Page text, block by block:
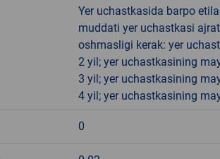
Yer uchastkasida barpo
muddati yer uchastkasi
oshmasligi kerak: yer
2 yil; yer uchastkasining
3 yil; yer uchastkasining
4 yil; yer uchastkasining
0